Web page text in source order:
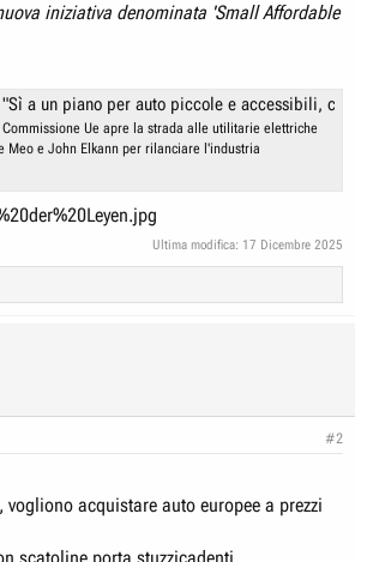
iniziativa denominata 'Small Affordable
"Sì a un piano per auto piccole e accessibili, ci
Ue apre la strada alle utilitarie elettriche
Meo e John Elkann per rilanciare l'industria
Ultima modifica: 17 Dicembre 2025
#2
acquistare auto europee a prezzi